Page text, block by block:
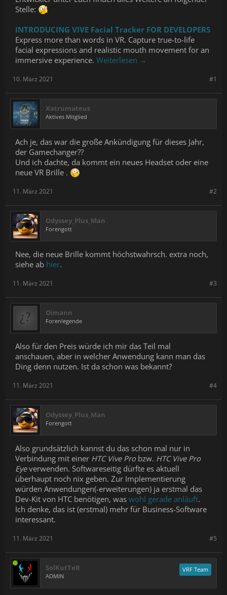
We support variety of devices for maximum avatar expresivity -
eye tracking (Vive Pro Eye), lip tracking (HTC Lip Tracking
Stelle:
INTRODUCING VIVE Facial Tracker FOR DEVELOPERS
Express more than words in VR. Capture true-to-life
facial expressions and realistic mouth movement for an
immersive experience. Weiterlesen →
#1
10. März 2021
Xatrumateus
Aktives Mitglied
Ach je, das war die große Ankündigung für dieses Jahr,
der Gamechanger??
Und ich dachte, da kommt ein neues Headset oder eine
neue VR Brille .
#2
11. März 2021
Odyssey_Plus_Man
Forengott
Nee, die neue Brille kommt höchstwahrsch. extra noch,
siehe ab hier.
#3
11. März 2021
Oimann
Forenlegende
Also für den Preis würde ich mir das Teil mal
anschauen, aber in welcher Anwendung kann man das
Ding denn nutzen. Ist da schon was bekannt?
#4
11. März 2021
Odyssey_Plus_Man
Forengott
Also grundsätzlich kannst du das schon mal nur in
Verbindung mit einer HTC Vive Pro bzw. HTC Vive Pro
Eyeverwenden. Softwareseitig dürfte es aktuell
überhaupt noch nix geben. Zur Implementierung
würden Anwendungen(-erweiterungen) ja erstmal das
Dev-Kit von HTC benötigen, was wohl gerade anläuft.
Ich denke, das ist (erstmal) mehr für Business-Software
interessant.
#5
11. März 2021
SolKutTeR
ADMIN
VRF Team